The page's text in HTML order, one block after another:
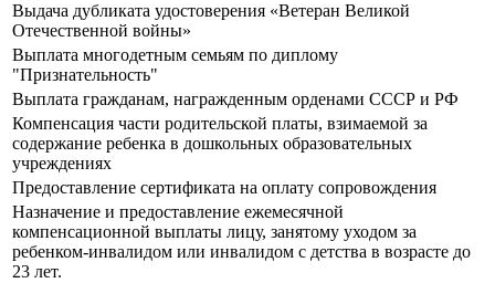
Выдача дубликата удостоверения «Ветеран Великой
Отечественной войны»
Выплата многодетным семьям по диплому
"Признательность"
Выплата гражданам, награжденным орденами СССР и РФ
Компенсация части родительской платы, взимаемой за
содержание ребенка в дошкольных образовательных
учреждениях
Предоставление сертификата на оплату сопровождения
Назначение и предоставление ежемесячной
компенсационной выплаты лицу, занятому уходом за
ребенком-инвалидом или инвалидом с детства в возрасте до
23 лет.